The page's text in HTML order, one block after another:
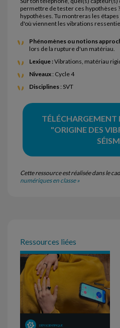
permettre de tester ces hypothèses
hypothèses. Tu montreras les
d'où viennent les vibrations
Phénomènes ou notions
lors de la rupture d'un matériau.
Lexique :Vibrations, matériau
Niveaux : Cycle 4
Disciplines : SVT
TÉLÉCHARGEMENT
"ORIGINE DES
Cette ressource est réalisée dans le
numériques en classe »
Ressources liées
DÉFI SCIENTIFIQUE